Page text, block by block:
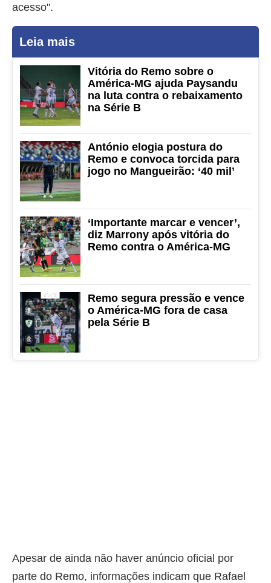
acesso".
Leia mais
Vitória do Remo sobre o
América-MG ajuda Paysandu
na luta contra o rebaixamento
na Série B
António elogia postura do
Remo e convoca torcida para
jogo no Mangueirão: ‘40 mil’
‘Importante marcar e vencer’,
diz Marrony após vitória do
Remo contra o América-MG
Remo segura pressão e vence
o América-MG fora de casa
pela Série B
Apesar de ainda não haver anúncio oficial por
parte do Remo, informações indicam que Rafael